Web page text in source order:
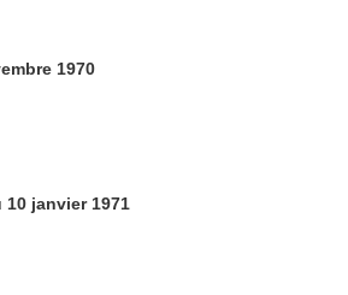
1970
10 janvier 1971